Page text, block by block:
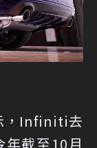
，Infiniti去
截至10月